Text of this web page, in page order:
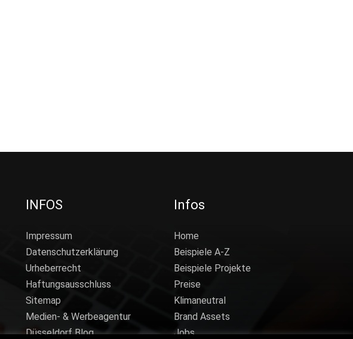
INFOS
Impressum
Datenschutzerklärung
Urheberrecht
Haftungsausschluss
Sitemap
Medien- & Werbeagentur
Düsseldorf Blog
Infos
Home
Beispiele A-Z
Beispiele Projekte
Preise
Klimaneutral
Brand Assets
Jobs